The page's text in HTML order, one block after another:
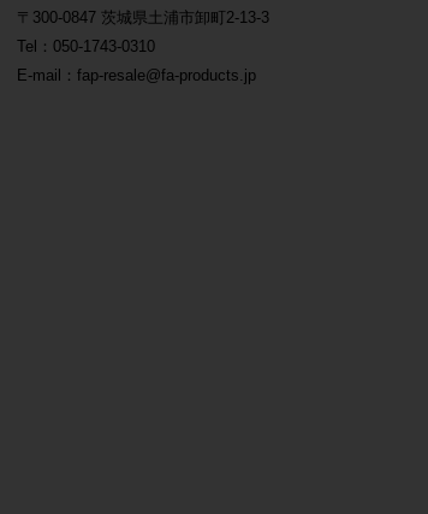
〒300-0847 茨城県土浦市卸町2-13-3
Tel：050-1743-0310
E-mail：fap-resale@fa-products.jp